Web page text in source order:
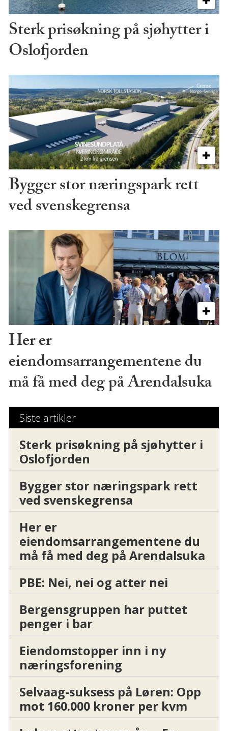
Sterk prisøkning på sjøhytter i
Oslofjorden
Bygger stor næringspark rett
ved svenskegrensa
Her er
eiendomsarrangementene du
må få med deg på Arendalsuka
Siste artikler
Sterk prisøkning på sjøhytter i
Oslofjorden
Bygger stor næringspark rett
ved svenskegrensa
Her er
eiendomsarrangementene du
må få med deg på Arendalsuka
PBE: Nei, nei og atter nei
Bergensgruppen har puttet
penger i bar
Eiendomstopper inn i ny
næringsforening
Selvaag-suksess på Løren: Opp
mot 160.000 kroner per kvm